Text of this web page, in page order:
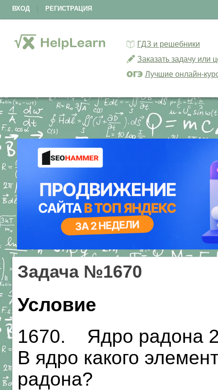
ВХОД РЕГИСТРАЦИЯ
ГДЗ и решебники
Заказать задачу или
Лучшие онлайн-
Задача №1670
Условие
1670. Ядро радона
В ядро какого
радона?